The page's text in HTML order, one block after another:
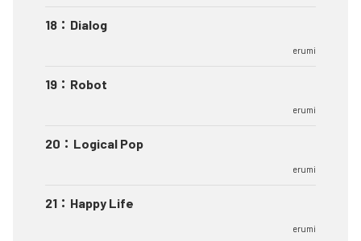
18 ： Dialog
erumi
19 ： Robot
erumi
20 ： Logical Pop
erumi
21 ： Happy Life
erumi